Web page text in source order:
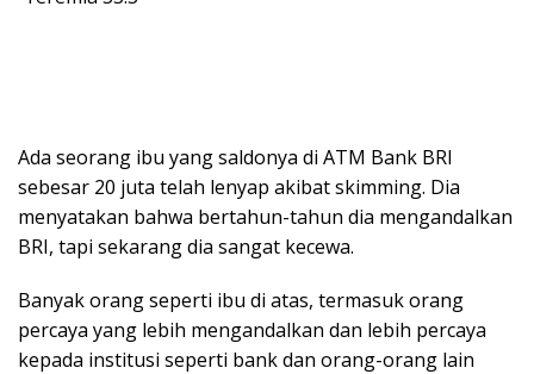
Ada seorang ibu yang saldonya di ATM Bank BRI
sebesar 20 juta telah lenyap akibat skimming. Dia
menyatakan bahwa bertahun-tahun dia mengandalkan
BRI, tapi sekarang dia sangat kecewa.
Banyak orang seperti ibu di atas, termasuk orang
percaya yang lebih mengandalkan dan lebih percaya
kepada institusi seperti bank dan orang-orang lain